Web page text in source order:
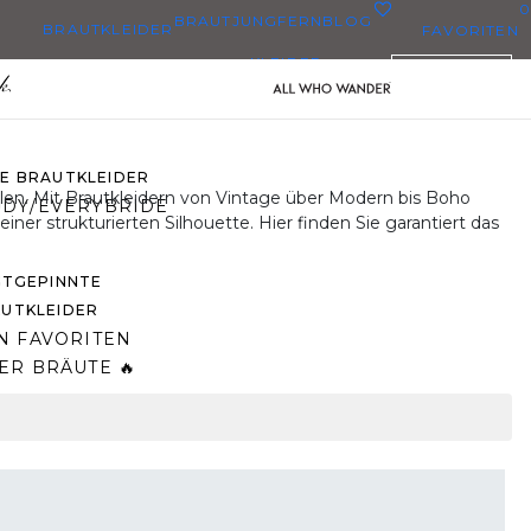
BRAUTKLEIDER
BRAUTKLEIDER
EVERYBRIDE
FAVORITEN
BRÄUTE 🔥
BRAUTJUNGFERN
KLEIDER
BLOG FAVORITEN
0
Mit Brautkleidern von Vintage über Modern bis Boho
strukturierten Silhouette. Hier finden Sie garantiert das